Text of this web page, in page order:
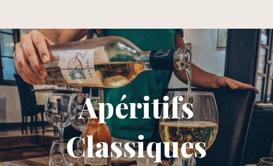
Apéritifs
Classiques